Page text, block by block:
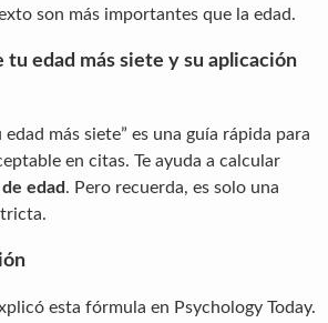
son más importantes que la edad.
tu edad más siete y su aplicación
más siete” es una guía rápida para
en citas. Te ayuda a calcular
edad. Pero recuerda, es solo una
esta fórmula en Psychology Today.